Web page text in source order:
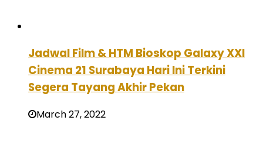
Jadwal Film & HTM Bioskop Galaxy XXI
Cinema 21 Surabaya Hari Ini Terkini
Segera Tayang Akhir Pekan
March 27, 2022